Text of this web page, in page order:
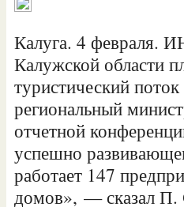
Калуга. 4
Калужской области
туристический
региональный
отчетной
успешно
работает 147
домов», — сказал П.